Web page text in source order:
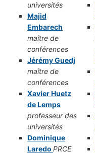
universités
Majid
Embarech
maître de
conférences
Jérémy Guedj
maître de
conférences
Xavier Huetz
de Lemps
professeur des
universités
Dominique
Laredo PRCE